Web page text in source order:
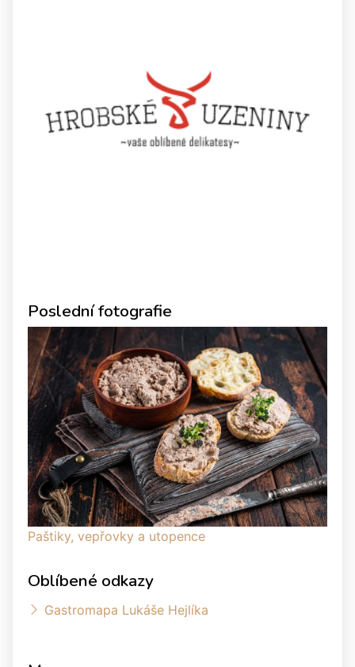
Poslední fotografie
Paštiky, vepřovky a utopence
Oblíbené odkazy
Gastromapa Lukáše Hejlíka